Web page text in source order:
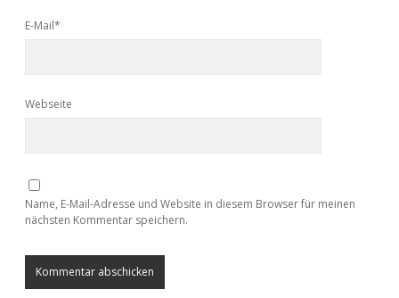
E-Mail*
Webseite
Name, E-Mail-Adresse und Website in diesem Browser für meinen
nächsten Kommentar speichern.